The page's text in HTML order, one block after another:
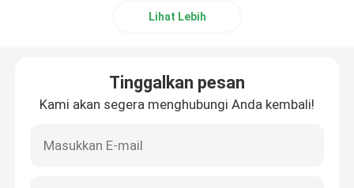
Lihat Lebih
Tinggalkan pesan
Kami akan segera menghubungi Anda kembali!